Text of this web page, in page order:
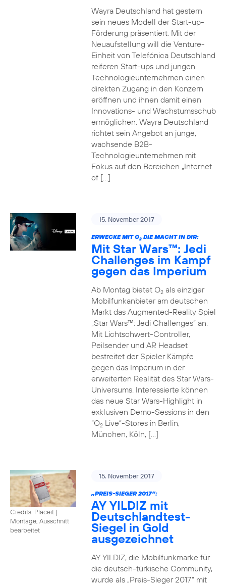
Wayra Deutschland hat gestern
sein neues Modell der Start-up-
Förderung präsentiert. Mit der
Neuaufstellung will die Venture-
Einheit von Telefónica Deutschland
reiferen Start-ups und jungen
Technologieunternehmen einen
direkten Zugang in den Konzern
eröffnen und ihnen damit einen
Innovations- und Wachstumsschub
ermöglichen. Wayra Deutschland
richtet sein Angebot an junge,
wachsende B2B-
Technologieunternehmen mit
Fokus auf den Bereichen „Internet
of […]
15. November 2017
ERWECKE MIT O2DIE MACHT IN DIR:
Mit Star Wars™: Jedi
Challenges im Kampf
gegen das Imperium
Ab Montag bietet O2als einziger
Mobilfunkanbieter am deutschen
Markt das Augmented-Reality Spiel
„Star Wars™: Jedi Challenges“ an.
Mit Lichtschwert-Controller,
Peilsender und AR Headset
bestreitet der Spieler Kämpfe
gegen das Imperium in der
erweiterten Realität des Star Wars-
Universums. Interessierte können
das neue Star Wars-Highlight in
exklusiven Demo-Sessions in den
“O2Live“-Stores in Berlin,
München, Köln, […]
Credits: Placeit |
Montage, Ausschnitt
bearbeitet
15. November 2017
„PREIS-SIEGER 2017“:
AY YILDIZ mit
Deutschlandtest-
Siegel in Gold
ausgezeichnet
AY YILDIZ, die Mobilfunkmarke für
die deutsch-türkische Community,
wurde als „Preis-Sieger 2017“ mit